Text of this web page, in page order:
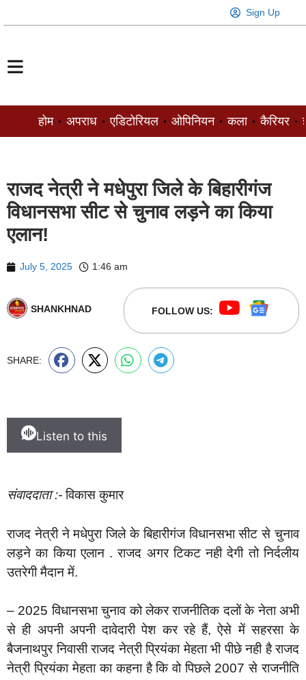
Sign Up
होम अपराध एडिटोरियल ओपिनियन कला कैरियर
राजद नेत्री ने मधेपुरा जिले के बिहारीगंज
विधानसभा सीट से चुनाव लड़ने का किया
एलान!
July 5, 2025 1:46 am
SHANKHNAD FOLLOW US:
SHARE:
Listen to this
संवाददाता :-विकास कुमार
राजद नेत्री ने मधेपुरा जिले के बिहारीगंज विधानसभा सीट से चुनाव
लड़ने का किया एलान . राजद अगर टिकट नही देगी तो निर्दलीय
उतरेगी मैदान में.
– 2025 विधानसभा चुनाव को लेकर राजनीतिक दलों के नेता अभी
से ही अपनी अपनी दावेदारी पेश कर रहे हैं, ऐसे में सहरसा के
बैजनाथपुर निवासी राजद नेत्री प्रियंका मेहता भी पीछे नही है राजद
नेत्री प्रियंका मेहता का कहना है कि वो पिछले 2007 से राजनीति